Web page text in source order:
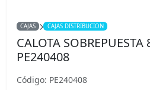
CAJAS CAJAS DISTRIBUCION
CALOTA
PE240408
Código: PE240408